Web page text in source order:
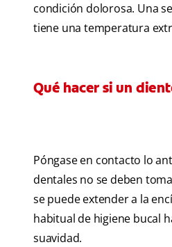
condición dolorosa. Una
tiene una temperatura
Qué hacer si un
Póngase en contacto lo
dentales no se deben
se puede extender a la
habitual de higiene bucal
suavidad.